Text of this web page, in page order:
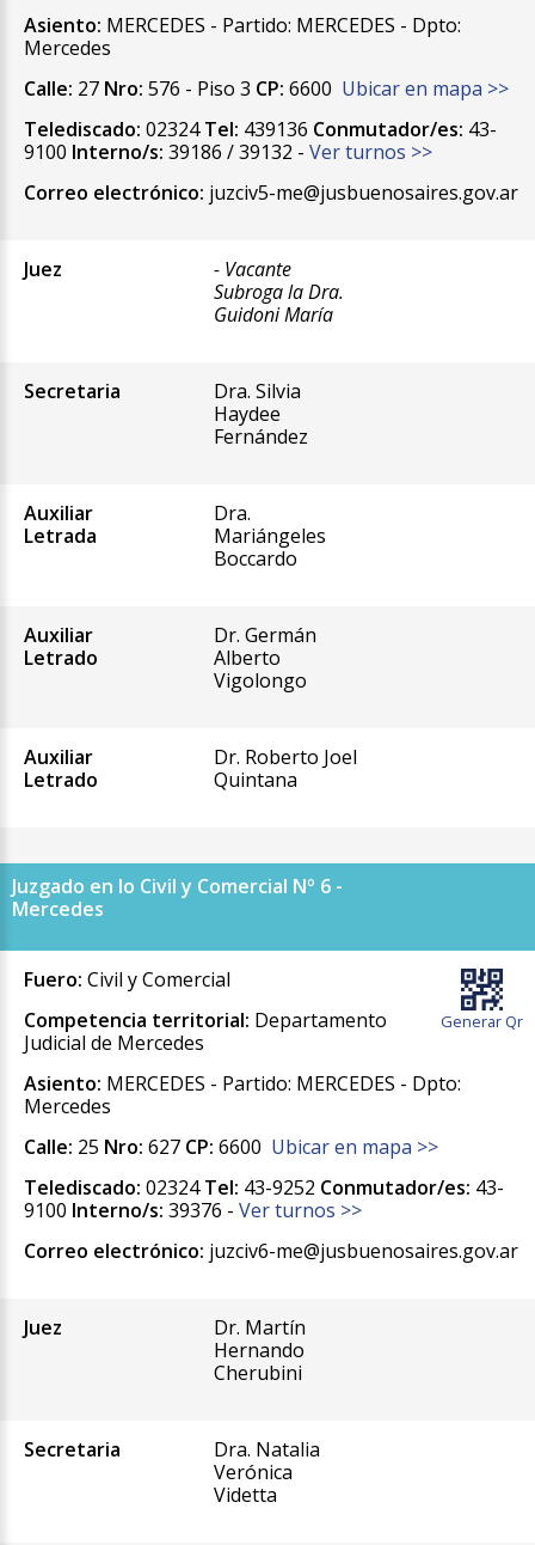
Asiento: MERCEDES - Partido: MERCEDES - Dpto:
Mercedes
Calle: 27 Nro: 576 - Piso 3 CP: 6600 Ubicar en mapa >>
Telediscado: 02324Tel: 439136 Conmutador/es: 43-
9100 Interno/s: 39186 / 39132 - Ver turnos >>
Correo electrónico: juzciv5-me@jusbuenosaires.gov.ar
Juez
- Vacante
Subroga la Dra.
Guidoni María
Secretaria
Dra. Silvia
Haydee
Fernández
Auxiliar
Letrada
Dra.
Mariángeles
Boccardo
Auxiliar
Letrado
Dr. Germán
Alberto
Vigolongo
Auxiliar
Letrado
Dr. Roberto Joel
Quintana
Juzgado en lo Civil y Comercial Nº 6 -
Mercedes
Generar Qr
Fuero: Civil y Comercial
Competencia territorial: Departamento
Judicial de Mercedes
Asiento: MERCEDES - Partido: MERCEDES - Dpto:
Mercedes
Calle: 25 Nro: 627 CP: 6600 Ubicar en mapa >>
Telediscado: 02324Tel: 43-9252 Conmutador/es: 43-
9100 Interno/s: 39376 - Ver turnos >>
Correo electrónico: juzciv6-me@jusbuenosaires.gov.ar
Juez
Dr. Martín
Hernando
Cherubini
Secretaria
Dra. Natalia
Verónica
Videtta